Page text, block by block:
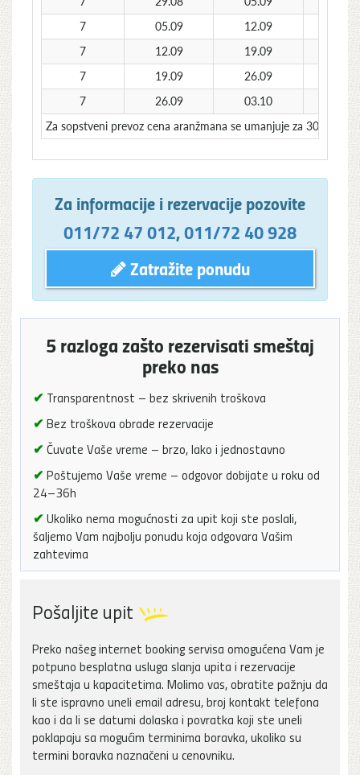
7
05.09 12.09
7
12.09 19.09
7
19.09 26.09
7
26.09 03.10
Za sopstveni prevoz cena aranžmana se umanjuje za 30€ po
Za informacije i rezervacije pozovite
011/72 47 012,011/72 40 928
Zatražite ponudu
5 razloga zašto rezervisati smeštaj
preko nas
✔ Transparentnost – bez skrivenih troškova
✔ Bez troškova obrade rezervacije
✔ Čuvate Vaše vreme – brzo, lako i jednostavno
✔ Poštujemo Vaše vreme – odgovor dobijate u roku od
24–36h
✔ Ukoliko nema mogućnosti za upit koji ste poslali,
šaljemo Vam najbolju ponudu koja odgovara Vašim
zahtevima
Pošaljite upit
Preko našeg internet booking servisa omogućena Vam je
potpuno besplatna usluga slanja upita i rezervacije
smeštaja u kapacitetima. Molimo vas, obratite pažnju da
li ste ispravno uneli email adresu, broj kontakt telefona
kao i da li se datumi dolaska i povratka koji ste uneli
poklapaju sa mogućim terminima boravka, ukoliko su
termini boravka naznačeni u cenovniku.